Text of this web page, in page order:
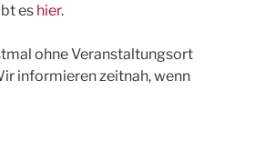
es hier.
ohne Veranstaltungsort
informieren zeitnah, wenn